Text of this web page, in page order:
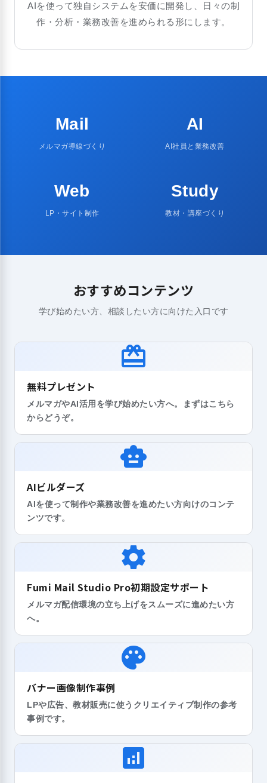
AIを使って独自システムを安価に開発し、日々の制
作・分析・業務改善を進められる形にします。
Mail
メルマガ導線づくり
AI
AI社員と業務改善
Web
LP・サイト制作
Study
教材・講座づくり
おすすめコンテンツ
学び始めたい方、相談したい方に向けた入口です
redeem
無料プレゼント
メルマガやAI活用を学び始めたい方へ。まずはこちら
からどうぞ。
smart_toy
AIビルダーズ
AIを使って制作や業務改善を進めたい方向けのコンテ
ンツです。
settings
Fumi Mail Studio Pro初期設定サポート
メルマガ配信環境の立ち上げをスムーズに進めたい方
へ。
palette
バナー画像制作事例
LPや広告、教材販売に使うクリエイティブ制作の参考
事例です。
analytics